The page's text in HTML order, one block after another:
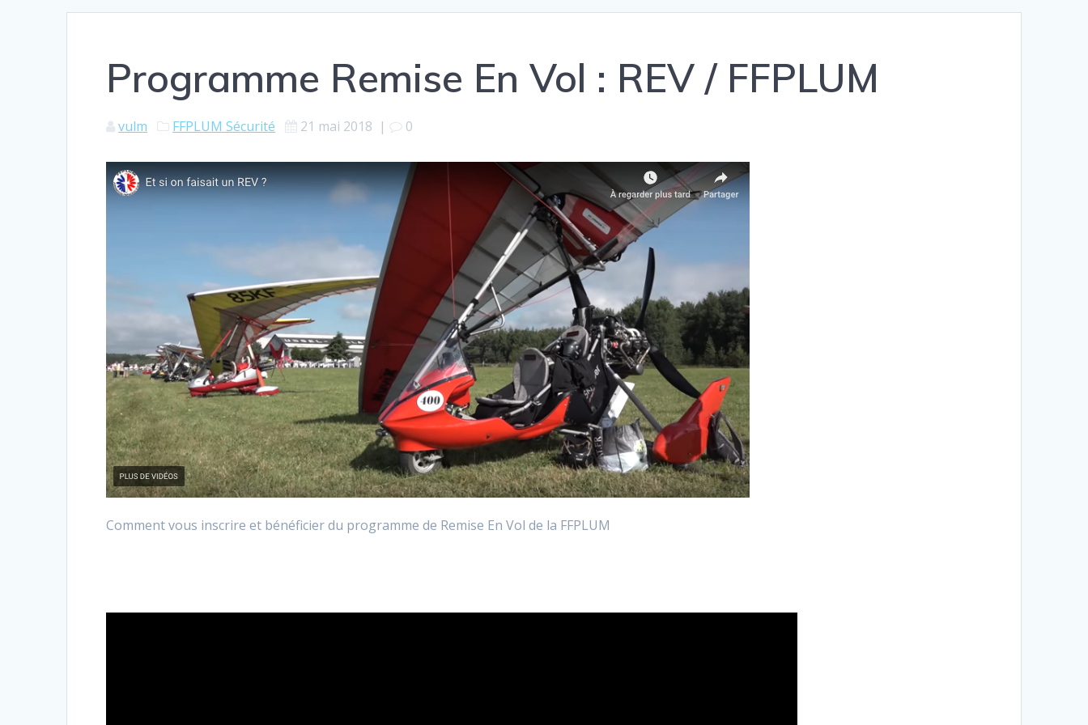
Programme Remise En Vol : REV / FFPLUM
vulm FFPLUM Sécurité 21 mai 2018 | 0
Comment vous inscrire et bénéficier du programme de Remise En Vol de la FFPLUM